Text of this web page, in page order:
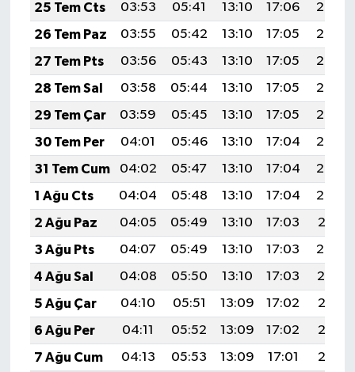
25 Tem Cts
03:53 05:41 13:10 17:06
20:29
26 Tem Paz
03:55 05:42 13:10 17:05
20:28
27 Tem Pts
03:56 05:43 13:10 17:05
20:27
28 Tem Sal
03:58 05:44 13:10 17:05
20:26
29 Tem Çar
03:59 05:45 13:10 17:05
20:25
30 Tem Per
04:01 05:46 13:10 17:04
20:24
31 Tem Cum
04:02 05:47 13:10 17:04
20:23
1 Ağu Cts
04:04 05:48 13:10 17:04
20:22
2 Ağu Paz
04:05 05:49 13:10 17:03
20:21
3 Ağu Pts
04:07 05:49 13:10 17:03
20:20
4 Ağu Sal
04:08 05:50 13:10 17:03
20:19
5 Ağu Çar
04:10 05:51 13:09 17:02
20:17
6 Ağu Per
04:11 05:52 13:09 17:02
20:16
7 Ağu Cum
04:13 05:53 13:09 17:01
20:15